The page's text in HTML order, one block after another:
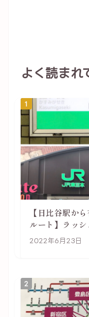
よく読まれ
1
【日比谷駅か
ルート】ラッ
2022年6月23日
2